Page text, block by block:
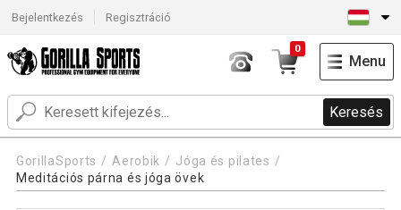
Bejelentkezés Regisztráció
Keresés
0
Menu
GorillaSports Aerobik
Jóga és pilates
Meditációs párna és jóga övek